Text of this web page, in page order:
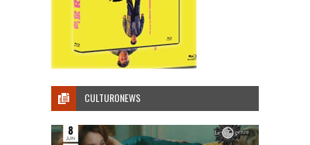
CULTURONEWS